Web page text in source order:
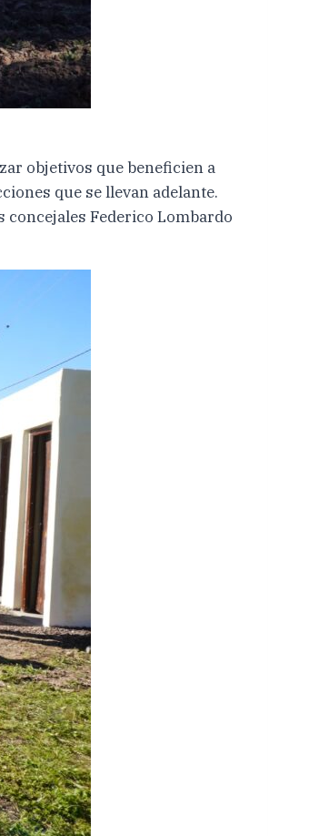
objetivos que beneficien a
que se llevan adelante.
concejales Federico Lombardo